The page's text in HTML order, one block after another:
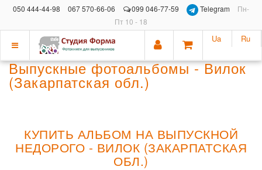
050 444-44-98 067 570-66-06 099 046-77-59 Telegram
Пн-
Пт 10 - 18
Показать
меню
Ua Ru
Выпускные фотоальбомы - Вилок
(Закарпатская обл.)
КУПИТЬ АЛЬБОМ НА ВЫПУСКНОЙ
НЕДОРОГО - ВИЛОК (ЗАКАРПАТСКАЯ
ОБЛ.)